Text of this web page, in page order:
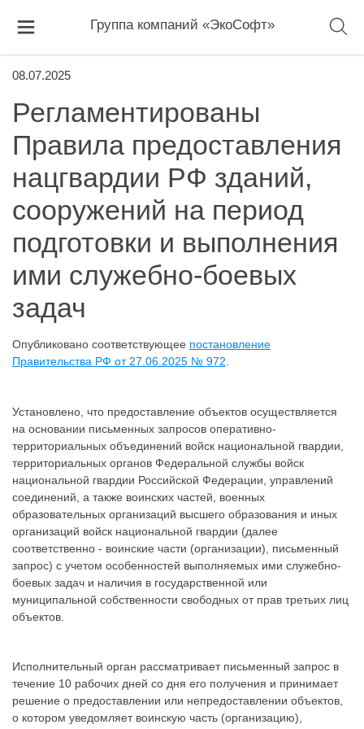
Группа компаний «ЭкоСофт»
08.07.2025
Регламентированы
Правила предоставления
нацгвардии РФ зданий,
сооружений на период
подготовки и выполнения
ими служебно-боевых
задач
Опубликовано соответствующее постановление
Правительства РФ от 27.06.2025 № 972
Установлено, что предоставление объектов осуществляется
на основании письменных запросов оперативно-
территориальных объединений войск национальной гвардии,
территориальных органов Федеральной службы войск
национальной гвардии Российской Федерации, управлений
соединений, а также воинских частей, военных
образовательных организаций высшего образования и иных
организаций войск национальной гвардии (далее
соответственно - воинские части (организации), письменный
запрос) с учетом особенностей выполняемых ими служебно-
боевых задач и наличия в государственной или
муниципальной собственности свободных от прав третьих лиц
объектов.
Исполнительный орган рассматривает письменный запрос в
течение 10 рабочих дней со дня его получения и принимает
решение о предоставлении или непредоставлении объектов,
о котором уведомляет воинскую часть (организацию),